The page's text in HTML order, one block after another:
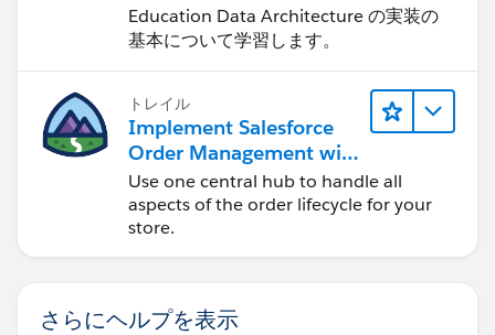
理
Education Data Architecture の実装の
基本について学習します。
トレイル
Implement Salesforce
Order Management with
a B2B, B2C, or B2B2C
Commerce Store
Use one central hub to handle all
aspects of the order lifecycle for your
store.
さらにヘルプを表示